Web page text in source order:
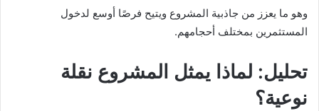
وهو ما يعزز من جاذبية المشروع ويتيح فرصًا أوسع لدخول
المستثمرين بمختلف أحجامهم.
تحليل: لماذا يمثل المشروع نقلة
نوعية؟